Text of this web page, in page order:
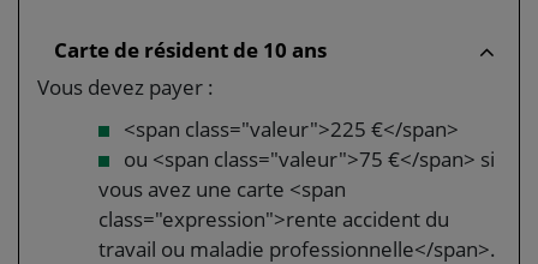
Carte de résident de 10 ans
Vous devez payer :
<span class="valeur">225 €</span>
ou <span class="valeur">75 €</span> si
vous avez une carte <span
class="expression">rente accident du
travail ou maladie professionnelle</span>.